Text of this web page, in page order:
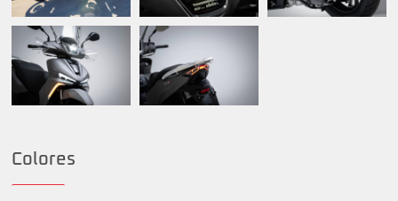
Colores